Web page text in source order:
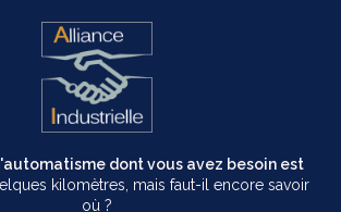
dont vous avez besoin est
kilomètres, mais faut-il encore savoir
où ?